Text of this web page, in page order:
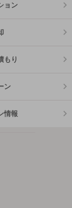
ョン
もり
ン
情報